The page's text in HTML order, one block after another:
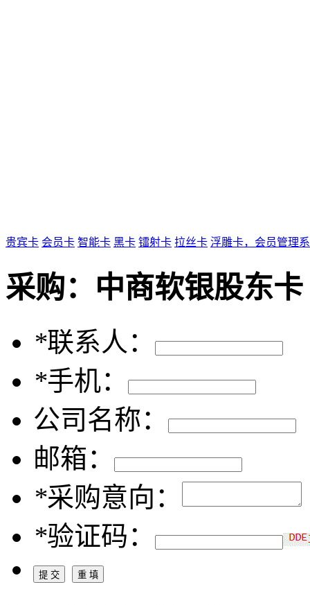
贵宾卡 会员卡 智能卡 黑卡 镭射卡 拉丝卡 浮雕卡，会员管理
采购： 中商软银股东卡
*联系人：
*手机：
公司名称：
邮箱：
*采购意向：
*验证码：